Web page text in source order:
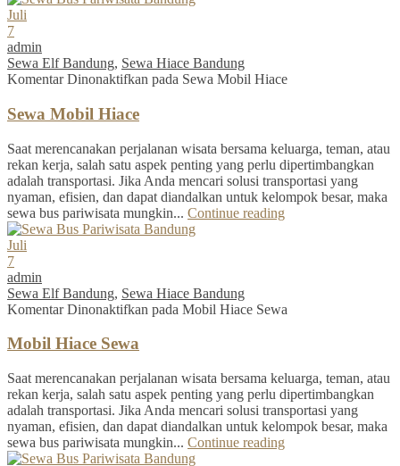
Juli
7
admin
Sewa Elf Bandung, Sewa Hiace Bandung
Komentar Dinonaktifkan pada Sewa Mobil Hiace
Sewa Mobil Hiace
Saat merencanakan perjalanan wisata bersama keluarga, teman, atau
rekan kerja, salah satu aspek penting yang perlu dipertimbangkan
adalah transportasi. Jika Anda mencari solusi transportasi yang
nyaman, efisien, dan dapat diandalkan untuk kelompok besar, maka
sewa bus pariwisata mungkin... Continue reading
Juli
7
admin
Sewa Elf Bandung, Sewa Hiace Bandung
Komentar Dinonaktifkan pada Mobil Hiace Sewa
Mobil Hiace Sewa
Saat merencanakan perjalanan wisata bersama keluarga, teman, atau
rekan kerja, salah satu aspek penting yang perlu dipertimbangkan
adalah transportasi. Jika Anda mencari solusi transportasi yang
nyaman, efisien, dan dapat diandalkan untuk kelompok besar, maka
sewa bus pariwisata mungkin... Continue reading